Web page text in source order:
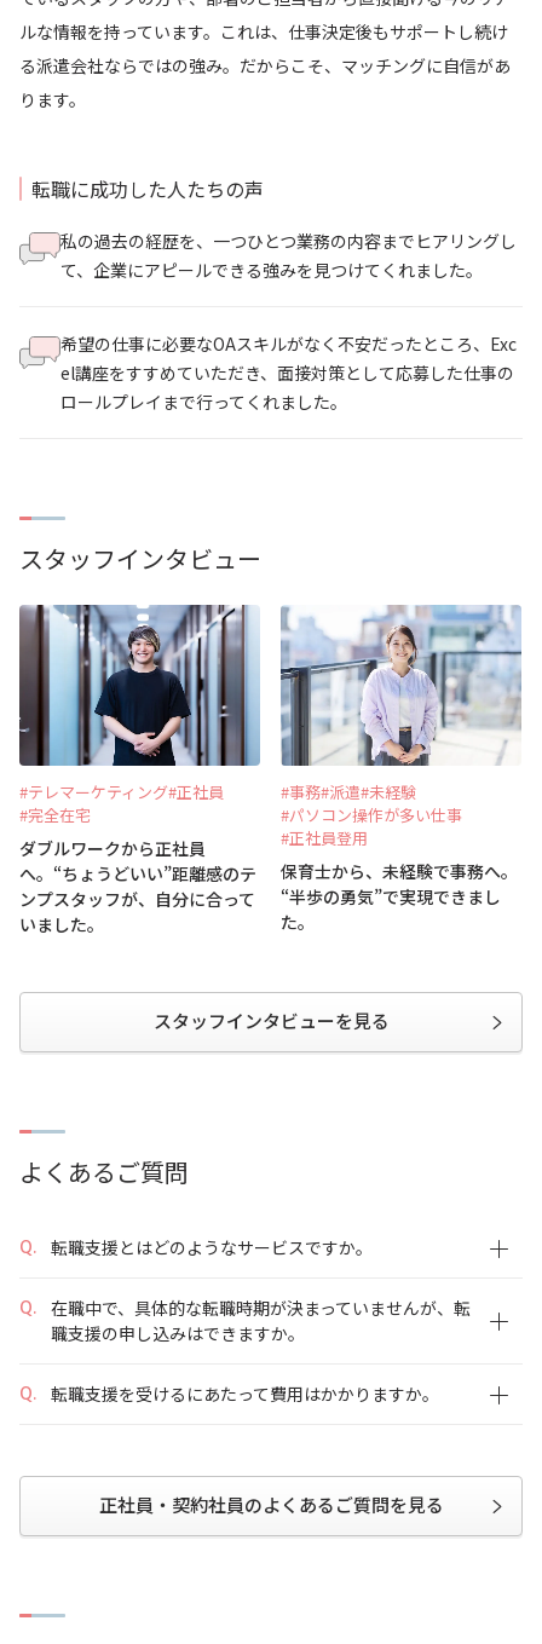
ルな情報を持っています。これは、仕事決定後もサポートし続け
る派遣会社ならではの強み。だからこそ、マッチングに自信があ
ります。
転職に成功した人たちの声
私の過去の経歴を、一つひとつ業務の内容までヒアリングし
て、企業にアピールできる強みを見つけてくれました。
希望の仕事に必要なOAスキルがなく不安だったところ、Exc
el講座をすすめていただき、面接対策として応募した仕事の
ロールプレイまで行ってくれました。
スタッフインタビュー
#テレマーケティング#正社員
#完全在宅
ダブルワークから正社員
へ。“ちょうどいい”距離感のテ
ンプスタッフが、自分に合って
いました。
#事務#派遣#未経験
#パソコン操作が多い仕事
#正社員登用
保育士から、未経験で事務へ。
“半歩の勇気”で実現できまし
た。
スタッフインタビューを見る
よくあるご質問
転職支援とはどのようなサービスですか。
在職中で、具体的な転職時期が決まっていませんが、転
職支援の申し込みはできますか。
転職支援を受けるにあたって費用はかかりますか。
正社員・契約社員のよくあるご質問を見る